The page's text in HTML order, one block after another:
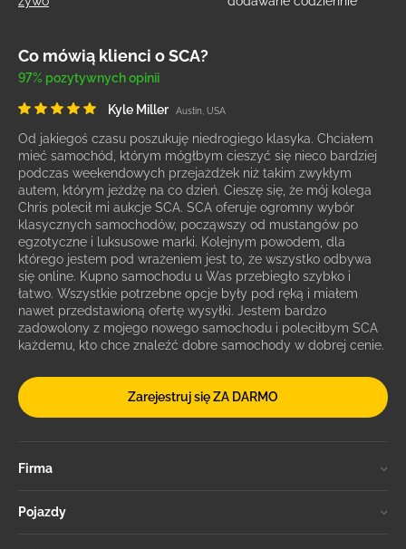
Co mówią klienci o SCA?
97% pozytywnych opinii
Kyle Miller Austin, USA
Od jakiegoś czasu poszukuję niedrogiego klasyka. Chciałem
mieć samochód, którym mógłbym cieszyć się nieco bardziej
podczas weekendowych przejażdżek niż takim zwykłym
autem, którym jeżdżę na co dzień. Cieszę się, że mój kolega
Chris polecił mi aukcje SCA. SCA oferuje ogromny wybór
klasycznych samochodów, począwszy od mustangów po
egzotyczne i luksusowe marki. Kolejnym powodem, dla
którego jestem pod wrażeniem jest to, że wszystko odbywa
się online. Kupno samochodu u Was przebiegło szybko i
łatwo. Wszystkie potrzebne opcje były pod ręką i miałem
nawet przedstawioną ofertę wysyłki. Jestem bardzo
zadowolony z mojego nowego samochodu i poleciłbym SCA
każdemu, kto chce znaleźć dobre samochody w dobrej cenie.
Zarejestruj się ZA DARMO
Firma
Pojazdy